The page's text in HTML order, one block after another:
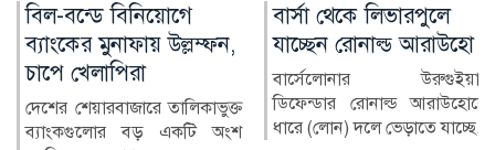
বার্সা থেকে লিভারপুলে
যাচ্ছেন রোনাল্ড আরাউহো
বার্সেলোনার উরুগুইয়ান
ডিফেন্ডার রোনাল্ড আরাউহোকে
ধারে (লোন) দলে ভেড়াতে যাচ্ছে...
হাসিনার পালানোর কারণ
জানালেন তথ্যমন্ত্রী
জনগণের আকাঙ্ক্ষা বুঝতে ব্যর্থ
হয়ে রাষ্ট্রীয় ক্ষমতাকে অপ্রতিরোধ্য
মনে করাই শাস...